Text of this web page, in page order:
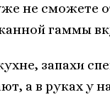
не сможете
гаммы
запахи
а в руках у